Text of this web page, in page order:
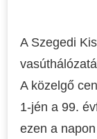
A Szegedi
A közelgő
1-jén a 99.
ezen a